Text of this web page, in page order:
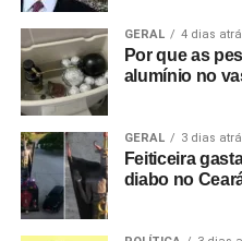
GERAL 4 dias
Por que as
alumínio no
GERAL 3 dias
Feiticeira
diabo no